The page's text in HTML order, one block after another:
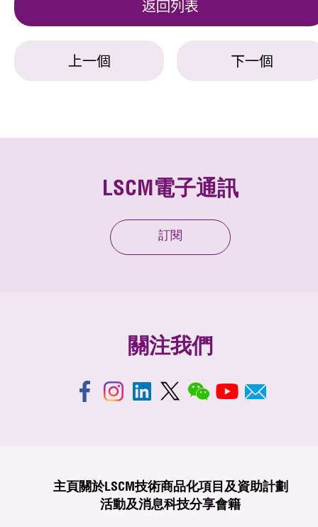
返回列表
上一個 下一個
LSCM電子通訊
訂閱
關注我們
主頁 關於LSCM技術商品化項目及資助計劃
活動及消息科技分享會籍